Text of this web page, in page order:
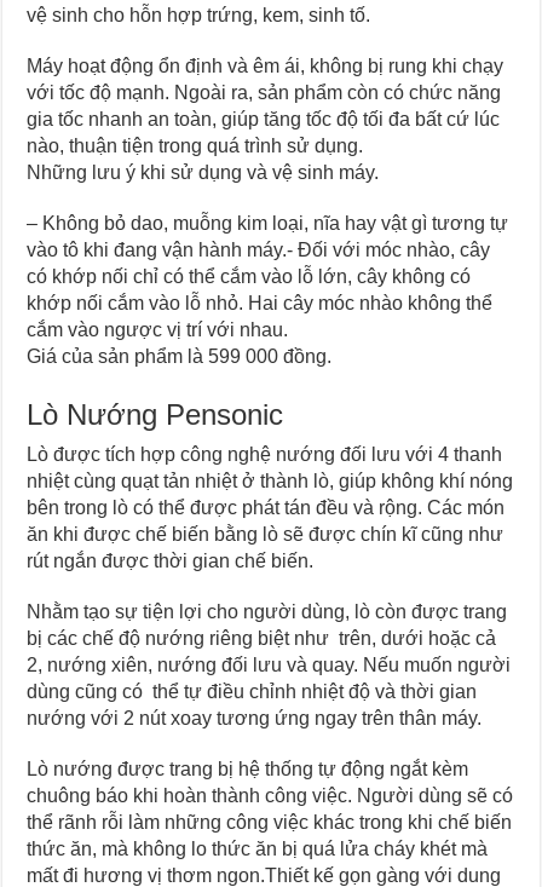
vệ sinh cho hỗn hợp trứng, kem, sinh tố.
Máy hoạt động ổn định và êm ái, không bị rung khi chạy
với tốc độ mạnh. Ngoài ra, sản phẩm còn có chức năng
gia tốc nhanh an toàn, giúp tăng tốc độ tối đa bất cứ lúc
nào, thuận tiện trong quá trình sử dụng.
Những lưu ý khi sử dụng và vệ sinh máy.
– Không bỏ dao, muỗng kim loại, nĩa hay vật gì tương tự
vào tô khi đang vận hành máy.- Đối với móc nhào, cây
có khớp nối chỉ có thể cắm vào lỗ lớn, cây không có
khớp nối cắm vào lỗ nhỏ. Hai cây móc nhào không thể
cắm vào ngược vị trí với nhau.
Giá của sản phẩm là 599 000 đồng.
Lò Nướng Pensonic
Lò được tích hợp công nghệ nướng đối lưu với 4 thanh
nhiệt cùng quạt tản nhiệt ở thành lò, giúp không khí nóng
bên trong lò có thể được phát tán đều và rộng. Các món
ăn khi được chế biến bằng lò sẽ được chín kĩ cũng như
rút ngắn được thời gian chế biến.
Nhằm tạo sự tiện lợi cho người dùng, lò còn được trang
bị các chế độ nướng riêng biệt như trên, dưới hoặc cả
2, nướng xiên, nướng đối lưu và quay. Nếu muốn người
dùng cũng có thể tự điều chỉnh nhiệt độ và thời gian
nướng với 2 nút xoay tương ứng ngay trên thân máy.
Lò nướng được trang bị hệ thống tự động ngắt kèm
chuông báo khi hoàn thành công việc. Người dùng sẽ có
thể rãnh rỗi làm những công việc khác trong khi chế biến
thức ăn, mà không lo thức ăn bị quá lửa cháy khét mà
mất đi hương vị thơm ngon.Thiết kế gọn gàng với dung